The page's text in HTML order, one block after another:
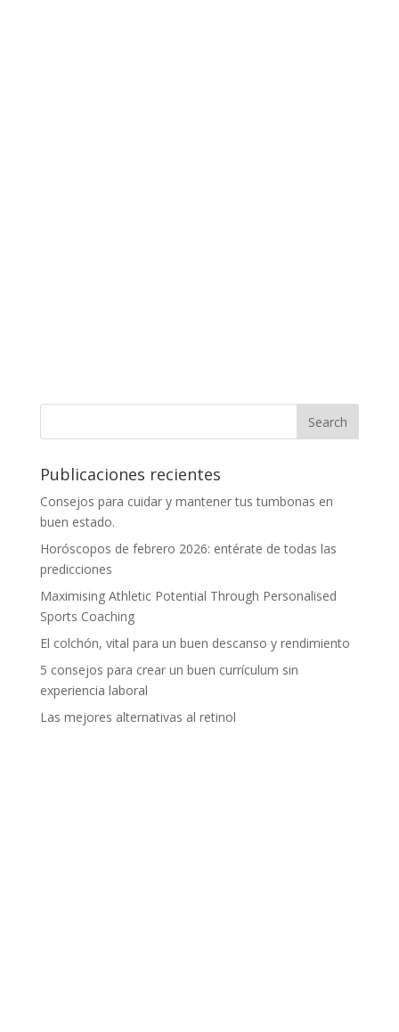
Publicaciones recientes
Consejos para cuidar y mantener tus tumbonas en
buen estado.
Horóscopos de febrero 2026: entérate de todas las
predicciones
Maximising Athletic Potential Through Personalised
Sports Coaching
El colchón, vital para un buen descanso y rendimiento
5 consejos para crear un buen currículum sin
experiencia laboral
Las mejores alternativas al retinol